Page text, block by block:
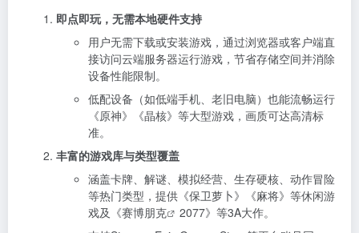
即点即玩，无需本地硬件支持
用户无需下载或安装游戏，通过浏览器或客户端直
接访问云端服务器运行游戏，节省存储空间并消除
设备性能限制。
低配设备（如低端手机、老旧电脑）也能流畅运行
《原神》《晶核》等大型游戏，画质可达高清标
准。
丰富的游戏库与类型覆盖
涵盖卡牌、解谜、模拟经营、生存硬核、动作冒险
等热门类型，提供《保卫萝卜》《麻将》等休闲游
戏及《赛博朋克
2077》等3A大作。